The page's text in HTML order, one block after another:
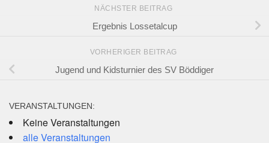
NÄCHSTER BEITRAG
Ergebnis Lossetalcup
VORHERIGER BEITRAG
Jugend und Kidsturnier des SV Böddiger
VERANSTALTUNGEN:
Keine Veranstaltungen
alle Veranstaltungen